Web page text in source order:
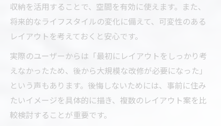
収納を活用することで、空間を有効に使えます。また、
将来的なライフスタイルの変化に備えて、可変性のある
レイアウトを考えておくと安心です。
実際のユーザーからは「最初にレイアウトをしっかり考
えなかったため、後から大規模な改修が必要になった」
という声もあります。後悔しないためには、事前に住み
たいイメージを具体的に描き、複数のレイアウト案を比
較検討することが重要です。